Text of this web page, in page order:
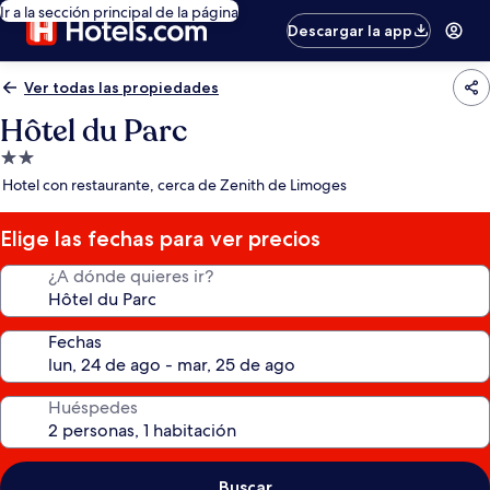
Ir a la sección principal de la página
Descargar la app
Ver todas las propiedades
Hôtel du Parc
Propiedad
de
estrellas
Hotel con restaurante, cerca de Zenith de Limoges
Elige las fechas para ver precios
¿A dónde quieres ir?
Fechas
Huéspedes